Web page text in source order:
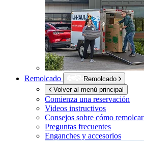
Remolcado
Remolcado
Volver al menú principal
Comienza una reservación
Videos instructivos
Consejos sobre cómo remolcar
Preguntas frecuentes
Enganches y accesorios